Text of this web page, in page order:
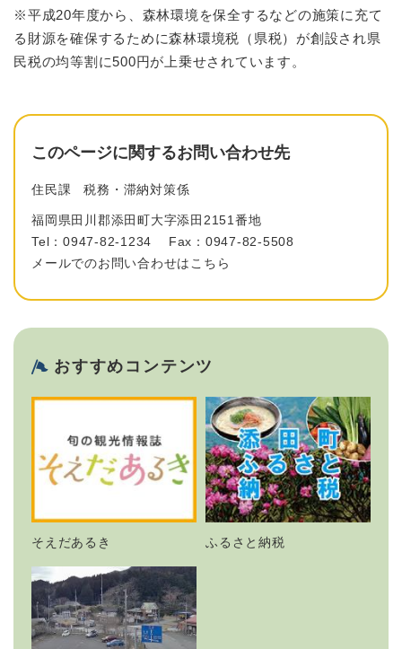
※平成20年度から、森林環境を保全するなどの施策に充て
る財源を確保するために森林環境税（県税）が創設され県
民税の均等割に500円が上乗せされています。
このページに関するお問い合わせ先
住民課 税務・滞納対策係
福岡県田川郡添田町大字添田2151番地
Tel：0947-82-1234
Fax：0947-82-5508
メールでのお問い合わせはこちら
おすすめコンテンツ
そえだあるき ふるさと納税